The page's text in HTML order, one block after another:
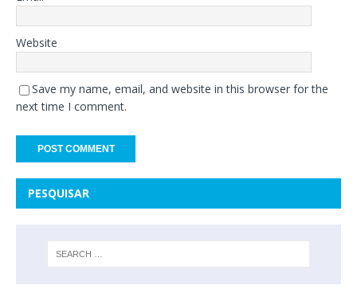
Website
Save my name, email, and website in this browser for the
next time I comment.
PESQUISAR